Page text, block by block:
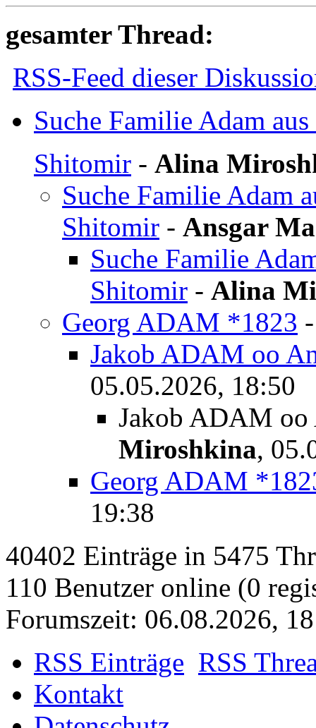
gesamter Thread:
RSS-Feed dieser
Suche Familie Adam
Shitomir - Alina
Suche Familie Adam
Shitomir - Ansgar
Suche Familie
Shitomir - Alina
Georg ADAM *1823
Jakob ADAM oo
05.05.2026, 18:50
Jakob ADAM oo
Miroshkina,
Georg ADAM
19:38
40402 Einträge in 5475
110 Benutzer online (0
Forumszeit: 06.08.2026,
RSS Einträge RSS
Kontakt